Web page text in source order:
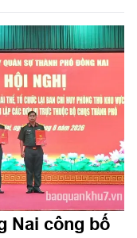
giáo dục pháp luật
được tổ chức bằng
tại 122 điểm cầu
Nai công bố